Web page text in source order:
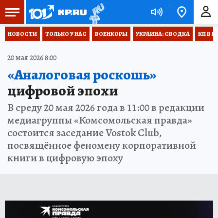
НОВОСТИ ТОЛЬКО У НАС ВОЕНКОРЫ УКРАИНА: СВОДКА КП В
20 мая 2026 8:00
«Аналоговая роскошь»
цифровой эпохи
В среду 20 мая 2026 года в 11:00 в редакции
медиагруппы «Комсомольская правда»
состоится заседание Vostok Club,
посвящённое феномену корпоративной
книги в цифровую эпоху